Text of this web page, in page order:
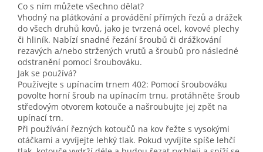
Co s ním můžete všechno dělat?
Vhodný na plátkování a provádění přímých řezů a drážek
do všech druhů kovů, jako je tvrzená ocel, kovové plechy
či hliník. Nabízí snadné řezání šroubů či drážkování
rezavých a/nebo stržených vrutů a šroubů pro následné
odstranění pomocí šroubováku.
Jak se používá?
Používejte s upínacím trnem 402: Pomocí šroubováku
povolte horní šroub na upínacím trnu, protáhněte šroub
středovým otvorem kotouče a našroubujte jej zpět na
upínací trn.
Při používání řezných kotoučů na kov řežte s vysokými
otáčkami a vyvíjejte lehký tlak. Pokud vyvíjíte spíše lehčí